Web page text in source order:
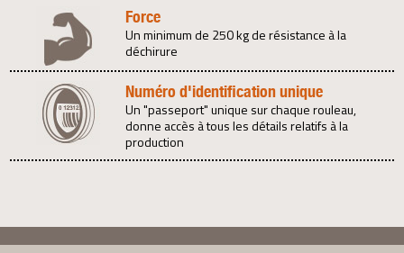
Force
Un minimum de 250 kg de résistance à la
déchirure
Numéro d'identification unique
Un "passeport" unique sur chaque rouleau,
donne accès à tous les détails relatifs à la
production